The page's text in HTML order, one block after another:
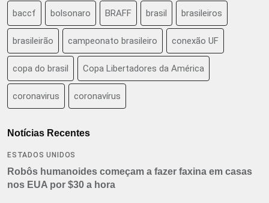
baccf bolsonaro BRAFF brasil brasileiros
brasileirão campeonato brasileiro conexão UF
copa do brasil Copa Libertadores da América
coronavirus coronavírus
Notícias Recentes
ESTADOS UNIDOS
Robôs humanoides começam a fazer faxina em casas
nos EUA por $30 a hora